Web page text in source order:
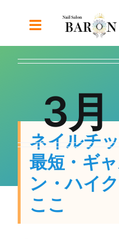
Toggle
Navigation
ABOUT
RECRUIT
CONTACT
3
ネイルチ
最短・ギ
ン・ハイ
ここ